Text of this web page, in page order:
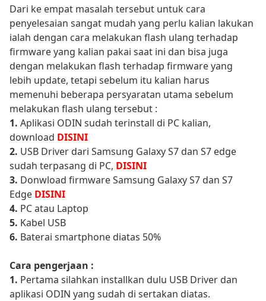
Dari ke empat masalah tersebut untuk cara
penyelesaian sangat mudah yang perlu kalian lakukan
ialah dengan cara melakukan flash ulang terhadap
firmware yang kalian pakai saat ini dan bisa juga
dengan melakukan flash terhadap firmware yang
lebih update, tetapi sebelum itu kalian harus
memenuhi beberapa persyaratan utama sebelum
melakukan flash ulang tersebut :
1. Aplikasi ODIN sudah terinstall di PC kalian,
download DISINI
2. USB Driver dari Samsung Galaxy S7 dan S7 edge
sudah terpasang di PC, DISINI
3. Donwload firmware Samsung Galaxy S7 dan S7
Edge DISINI
4. PC atau Laptop
5. Kabel USB
6. Baterai smartphone diatas 50%
Cara pengerjaan :
1. Pertama silahkan installkan dulu USB Driver dan
aplikasi ODIN yang sudah di sertakan diatas.